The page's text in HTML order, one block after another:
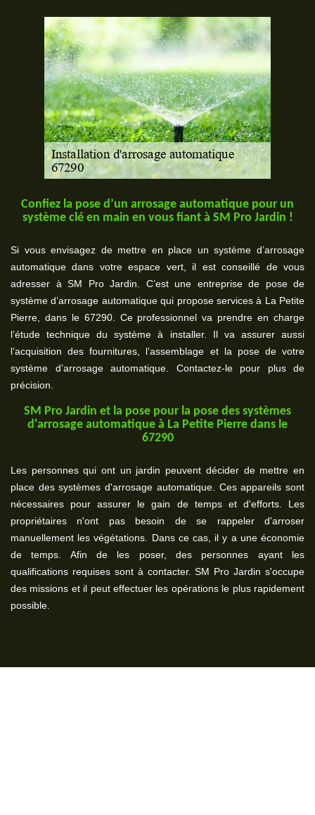
Confiez la pose d’un arrosage automatique pour un
système clé en main en vous fiant à SM Pro Jardin !
Si vous envisagez de mettre en place un système d’arrosage
automatique dans votre espace vert, il est conseillé de vous
adresser à SM Pro Jardin. C’est une entreprise de pose de
système d’arrosage automatique qui propose services à La Petite
Pierre, dans le 67290. Ce professionnel va prendre en charge
l’étude technique du système à installer. Il va assurer aussi
l’acquisition des fournitures, l’assemblage et la pose de votre
système d’arrosage automatique. Contactez-le pour plus de
précision.
SM Pro Jardin et la pose pour la pose des systèmes
d'arrosage automatique à La Petite Pierre dans le
67290
Les personnes qui ont un jardin peuvent décider de mettre en
place des systèmes d'arrosage automatique. Ces appareils sont
nécessaires pour assurer le gain de temps et d'efforts. Les
propriétaires n'ont pas besoin de se rappeler d'arroser
manuellement les végétations. Dans ce cas, il y a une économie
de temps. Afin de les poser, des personnes ayant les
qualifications requises sont à contacter. SM Pro Jardin s'occupe
des missions et il peut effectuer les opérations le plus rapidement
possible.